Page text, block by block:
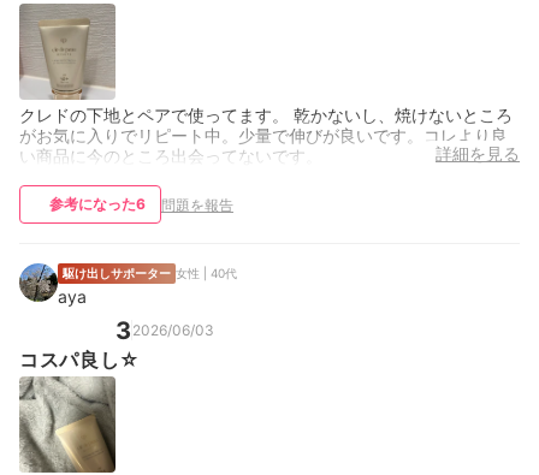
クレドの下地とペアで使ってます。 乾かないし、焼けないところ
がお気に入りでリピート中。少量で伸びが良いです。コレより良
い商品に今のところ出会ってないです。
詳細を見る
参考になった6 問題を報告
駆け出しサポーター 女性 | 40代
aya
3 2026/06/03
コスパ良し☆